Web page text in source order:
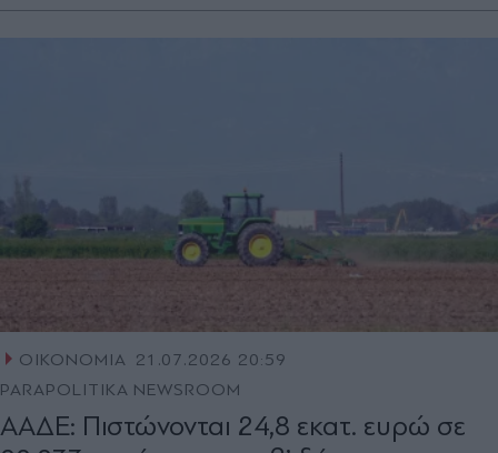
ΟΙΚΟΝΟΜΙΑ 21.07.2026 20:59
PARAPOLITIKA NEWSROOM
ΑΑΔΕ: Πιστώνονται 24,8 εκατ. ευρώ σε